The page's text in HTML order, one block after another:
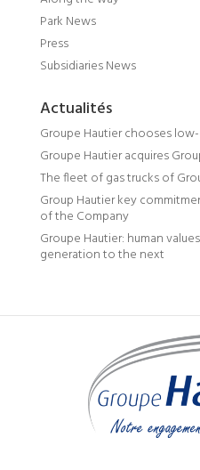
Park News
Press
Subsidiaries News
Actualités
Groupe Hautier chooses
Groupe Hautier acquires
The fleet of gas trucks of
Group Hautier key
of the Company
Groupe Hautier: human
generation to the next